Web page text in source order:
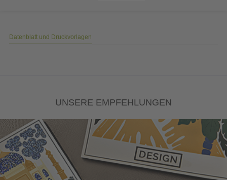
Datenblatt und Druckvorlagen
UNSERE EMPFEHLUNGEN